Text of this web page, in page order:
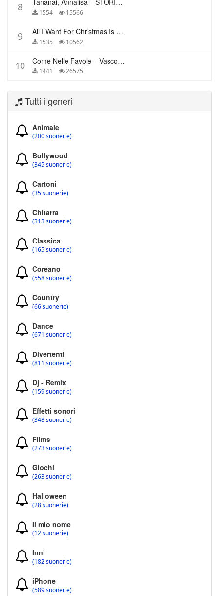
8 Tananai, Annalisa – STORIE BREVI
1554 15566
9 All I Want For Christmas Is You – Mariah Carey
1535 10562
10 Come Nelle Favole – Vasco Rossi
1441 26575
Tutti i generi
Animale
(200 suonerie)
Bollywood
(345 suonerie)
Cartoni
(35 suonerie)
Chitarra
(313 suonerie)
Classica
(165 suonerie)
Coreano
(558 suonerie)
Country
(66 suonerie)
Dance
(671 suonerie)
Divertenti
(811 suonerie)
Dj - Remix
(159 suonerie)
Effetti sonori
(348 suonerie)
Films
(273 suonerie)
Giochi
(263 suonerie)
Halloween
(28 suonerie)
Il mio nome
(12 suonerie)
Inni
(182 suonerie)
iPhone
(589 suonerie)